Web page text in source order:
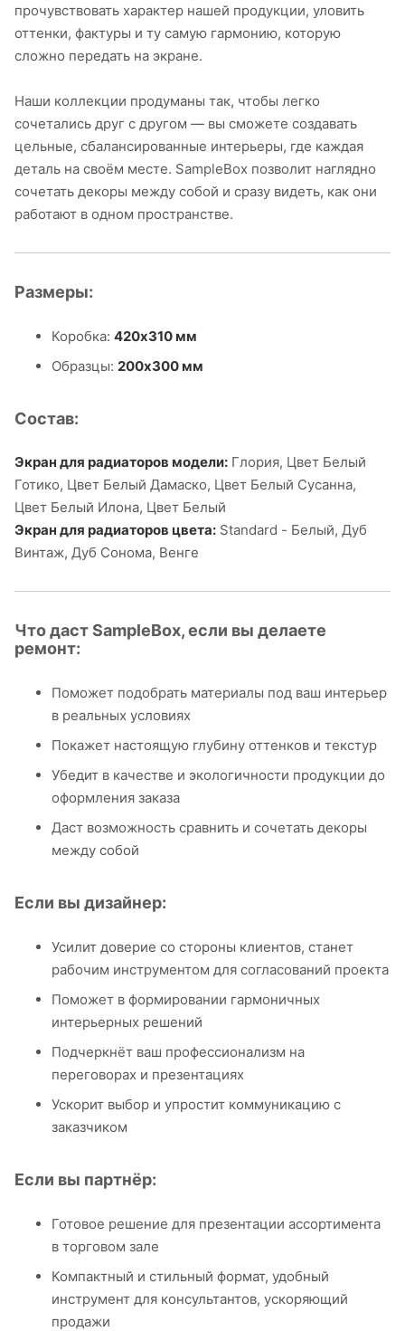
прочувствовать характер нашей продукции, уловить
оттенки, фактуры и ту самую гармонию, которую
сложно передать на экране.
Наши коллекции продуманы так, чтобы легко
сочетались друг с другом — вы сможете создавать
цельные, сбалансированные интерьеры, где каждая
деталь на своём месте. SampleBox позволит наглядно
сочетать декоры между собой и сразу видеть, как они
работают в одном пространстве.
Размеры:
Коробка: 420х310 мм
Образцы: 200х300 мм
Состав:
Экран для радиаторов модели: Глория, Цвет Белый
Готико, Цвет Белый Дамаско, Цвет Белый Сусанна,
Цвет Белый Илона, Цвет Белый
Экран для радиаторов цвета: Standard - Белый, Дуб
Винтаж, Дуб Сонома, Венге
Что даст SampleBox, если вы делаете
ремонт:
Поможет подобрать материалы под ваш интерьер
в реальных условиях
Покажет настоящую глубину оттенков и текстур
Убедит в качестве и экологичности продукции до
оформления заказа
Даст возможность сравнить и сочетать декоры
между собой
Если вы дизайнер:
Усилит доверие со стороны клиентов, станет
рабочим инструментом для согласований проекта
Поможет в формировании гармоничных
интерьерных решений
Подчеркнёт ваш профессионализм на
переговорах и презентациях
Ускорит выбор и упростит коммуникацию с
заказчиком
Если вы партнёр:
Готовое решение для презентации ассортимента
в торговом зале
Компактный и стильный формат, удобный
инструмент для консультантов, ускоряющий
продажи